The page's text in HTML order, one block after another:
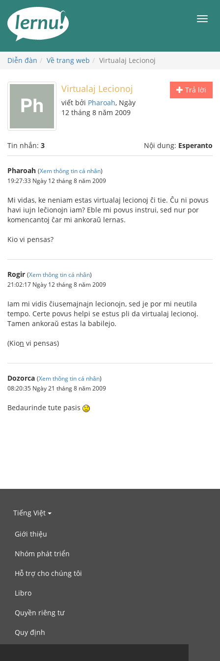
đến
phần
dung
Diễn đàn Về trang web Virtualaj Lecionoj
Trả lời
Virtualaj Lecionoj
viết bởi Pharoah, Ngày
12 tháng 8 năm 2009
Tin nhắn: 3 Nội dung: Esperanto
Pharoah (Xem thông tin cá nhân)
19:27:33 Ngày 12 tháng 8 năm 2009
Mi vidas, ke neniam estas virtualaj lecionoj ĉi tie. Ĉu ni povus
havi iujn leĉionojn iam? Eble mi povus instrui, sed nur por
komencantoj ĉar mi ankoraŭ lernas.
Kio vi pensas?
Rogir (Xem thông tin cá nhân)
21:02:17 Ngày 12 tháng 8 năm 2009
Iam mi vidis ĉiusemajnajn lecionojn, sed je por mi neutila
tempo. Certe povus helpi se estus pli da virtualaj lecionoj.
Tamen ankoraŭ estas la babilejo.
(Kion vi pensas)
Dozorca (Xem thông tin cá nhân)
08:20:35 Ngày 21 tháng 8 năm 2009
Bedaurinde tute pasis
Tiếng Việt
Giới thiệu
Nhóm phát triển
Hỗ trợ cho chúng tôi
Libro
Quyền riêng tư
Quy định